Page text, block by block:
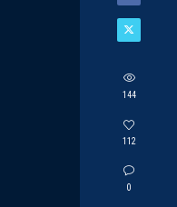
144
112
0